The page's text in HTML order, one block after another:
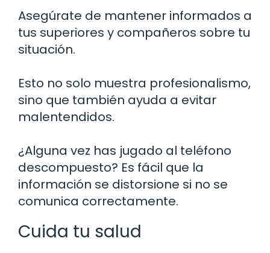
Asegúrate de mantener informados a
tus superiores y compañeros sobre tu
situación.
Esto no solo muestra profesionalismo,
sino que también ayuda a evitar
malentendidos.
¿Alguna vez has jugado al teléfono
descompuesto? Es fácil que la
información se distorsione si no se
comunica correctamente.
Cuida tu salud